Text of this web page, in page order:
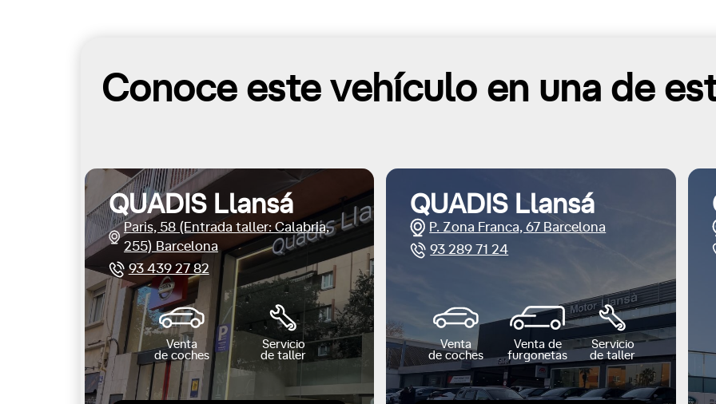
Conoce este vehículo en una de
QUADIS Llansá
Paris, 58 (Entrada taller: Calabria,
255) Barcelona
93 439 27 82
Venta
de coches
Servicio
de taller
QUADIS Llansá
P. Zona Franca, 67 Barcelona
93 289 71 24
Venta
de coches
Venta de
furgonetas
Servicio
de taller